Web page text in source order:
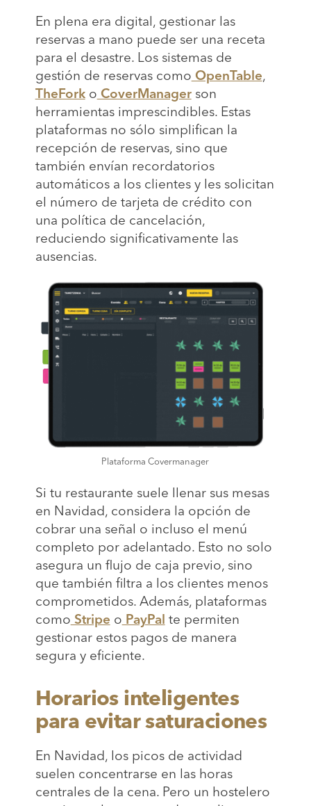
En plena era digital, gestionar las
reservas a mano puede ser una receta
para el desastre. Los sistemas de
gestión de reservas como OpenTable,
TheForko CoverManagerson
herramientas imprescindibles. Estas
plataformas no sólo simplifican la
recepción de reservas, sino que
también envían recordatorios
automáticos a los clientes y les solicitan
el número de tarjeta de crédito con
una política de cancelación,
reduciendo significativamente las
ausencias.
Plataforma Covermanager
Si tu restaurante suele llenar sus mesas
en Navidad, considera la opción de
cobrar una señal o incluso el menú
completo por adelantado. Esto no solo
asegura un flujo de caja previo, sino
que también filtra a los clientes menos
comprometidos. Además, plataformas
como Stripe o PayPal te permiten
gestionar estos pagos de manera
segura y eficiente.
Horarios inteligentes
para evitar saturaciones
En Navidad, los picos de actividad
suelen concentrarse en las horas
centrales de la cena. Pero un hostelero